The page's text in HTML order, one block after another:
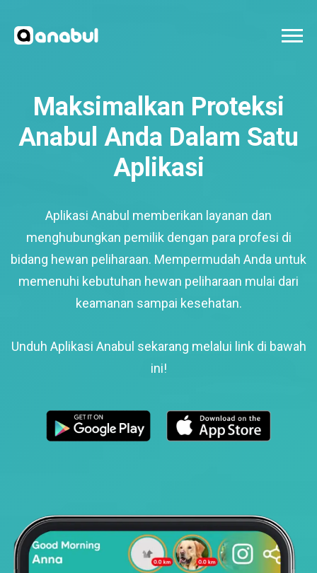
Maksimalkan Proteksi
Anabul Anda Dalam Satu
Aplikasi
Aplikasi Anabul memberikan layanan dan
menghubungkan pemilik dengan para profesi di
bidang hewan peliharaan. Mempermudah Anda untuk
memenuhi kebutuhan hewan peliharaan mulai dari
keamanan sampai kesehatan.
Unduh Aplikasi Anabul sekarang melalui link di bawah
ini!